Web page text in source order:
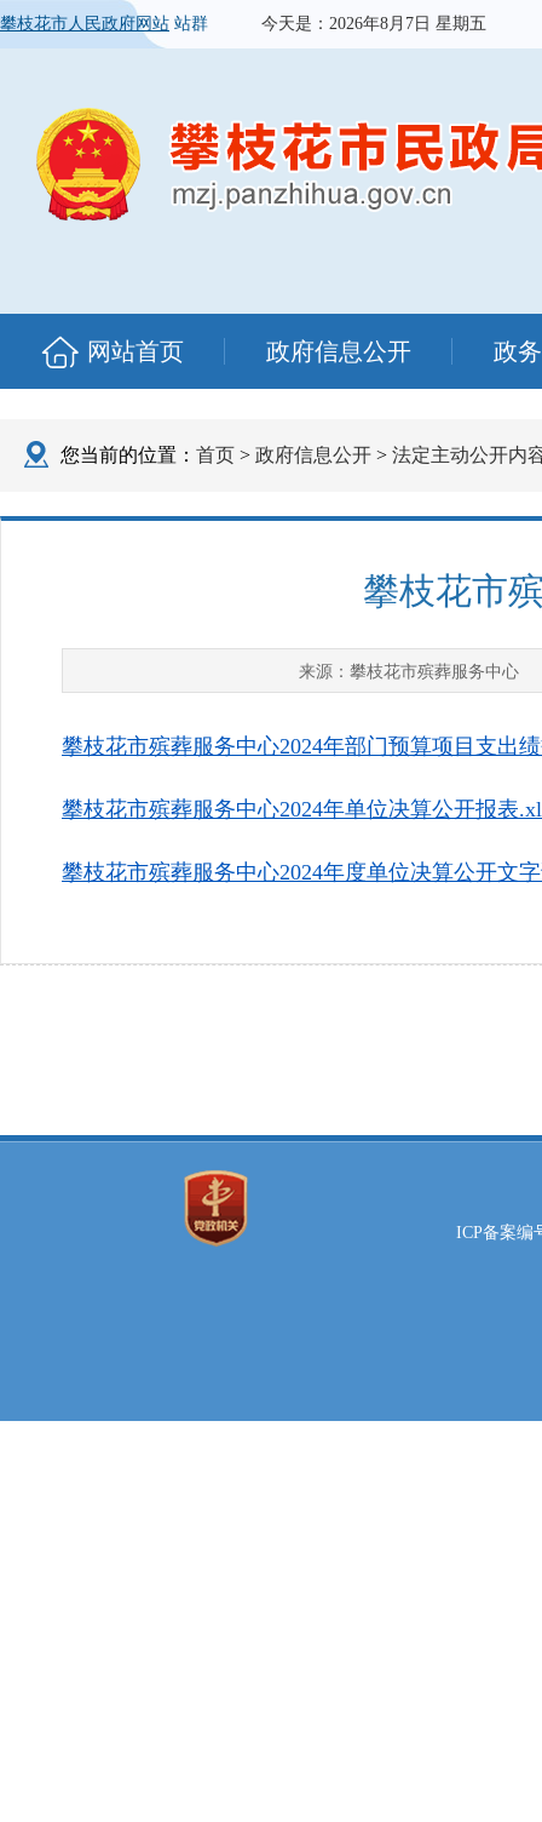
攀枝花市人民政府网站 站群 今天是： 2026年8月7日 星期五
网站首页 政府信息公开 政
您当前的位置： 首页 > 政府信息公开 > 法定主动公开内
攀枝花市
来源： 攀枝花市殡葬服务中心
攀枝花市殡葬服务中心2024年部门预算项目支出
攀枝花市殡葬服务中心2024年单位决算公开报表
攀枝花市殡葬服务中心2024年度单位决算公开文
ICP备案编